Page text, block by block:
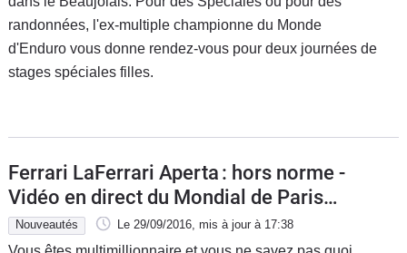
randonnées, l'ex-multiple championne du Monde
d'Enduro vous donne rendez-vous pour deux journées de
stages spéciales filles.
Ferrari LaFerrari Aperta : hors norme -
Vidéo en direct du Mondial de Paris
2016
Nouveautés Le 29/09/2016, mis à jour à 17:38